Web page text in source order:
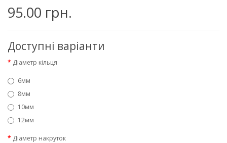
95.00 грн.
Доступні варіанти
Діаметр кільця
6мм
8мм
10мм
12мм
Діаметр накруток